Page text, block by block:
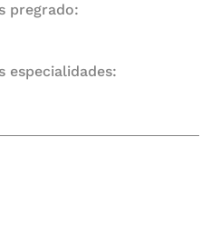
pregrado:
especialidades: